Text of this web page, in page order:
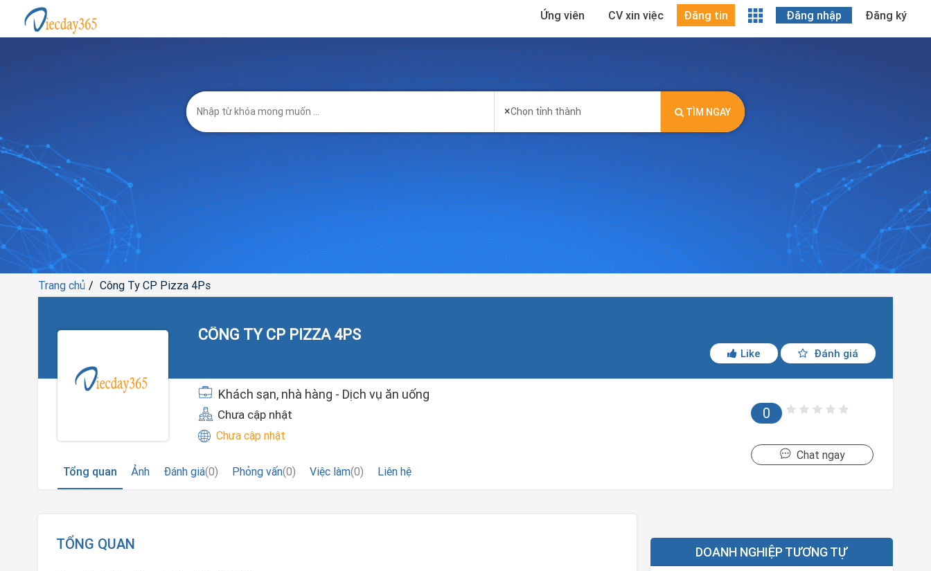
Ứng viên CV xin việc Đăng tin Đăng nhập Đăng ký
×Chọn tỉnh thành TÌM NGAY
Trang chủ Công Ty CP Pizza 4Ps
CÔNG TY CP PIZZA 4PS
Like Đánh giá
0
Khách sạn, nhà hàng - Dịch vụ ăn uống
Chưa cập nhật
Chưa cập nhật
Chat ngay
Tổng quan
Ảnh Đánh giá(0) Phỏng vấn(0) Việc làm(0) Liên hệ
TỔNG QUAN DOANH NGHIỆP TƯƠNG TỰ